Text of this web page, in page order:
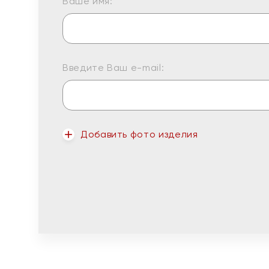
Введите Ваш e-mail:
Добавить фото изделия